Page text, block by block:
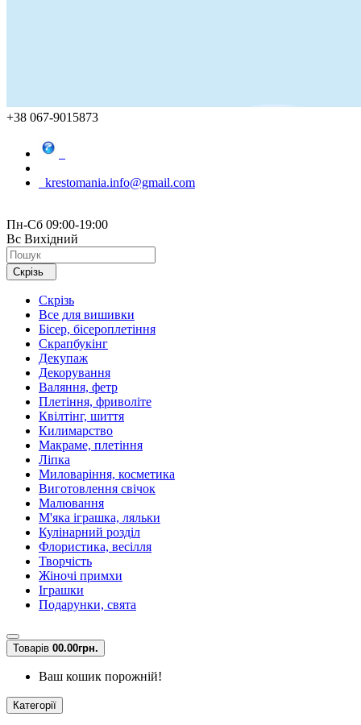
+38 067-9015873
krestomania.info@gmail.com
Пн-Сб 09:00-19:00
Вс Вихідний
Скрізь
Скрізь
Все для вишивки
Бісер, бісероплетіння
Скрапбукінг
Декупаж
Декорування
Валяння, фетр
Плетіння, фриволіте
Квілтінг, шиття
Килимарство
Макраме, плетіння
Ліпка
Миловаріння, косметика
Виготовлення свічок
Малювання
М'яка іграшка, ляльки
Кулінарний розділ
Флористика, весілля
Творчість
Жіночі примхи
Іграшки
Подарунки, свята
Товарів 00.00грн.
Ваш кошик порожній!
Категорії